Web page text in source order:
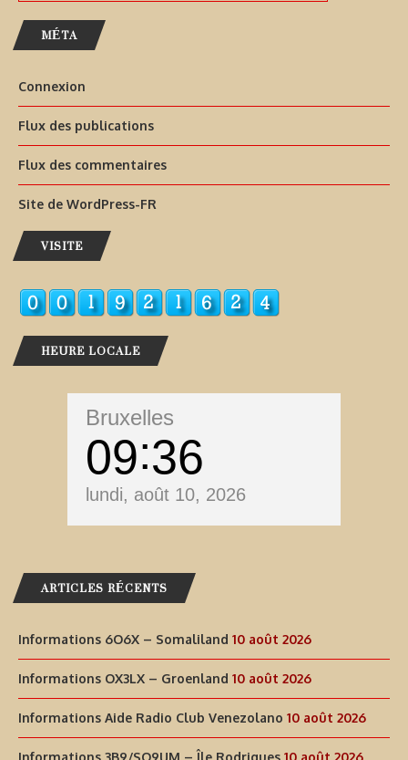
MÉTA
Connexion
Flux des publications
Flux des commentaires
Site de WordPress-FR
VISITE
HEURE LOCALE
Bruxelles
09 36
lundi, août 10, 2026
ARTICLES RÉCENTS
Informations 6O6X – Somaliland 10 août 2026
Informations OX3LX – Groenland 10 août 2026
Informations Aide Radio Club Venezolano 10 août 2026